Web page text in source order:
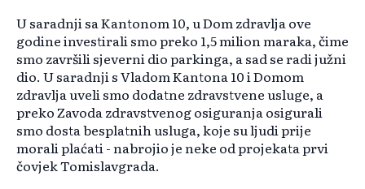
U saradnji sa Kantonom 10, u Dom zdravlja ove
godine investirali smo preko 1,5 milion maraka, čime
smo završili sjeverni dio parkinga, a sad se radi južni
dio. U saradnji s Vladom Kantona 10 i Domom
zdravlja uveli smo dodatne zdravstvene usluge, a
preko Zavoda zdravstvenog osiguranja osigurali
smo dosta besplatnih usluga, koje su ljudi prije
morali plaćati - nabrojio je neke od projekata prvi
čovjek Tomislavgrada.